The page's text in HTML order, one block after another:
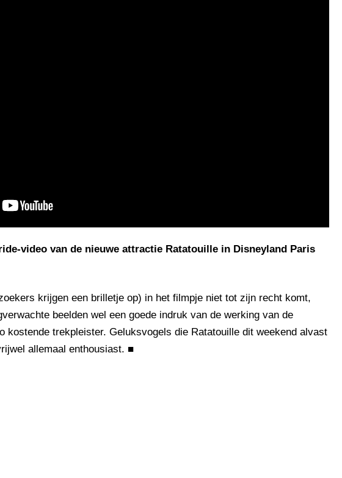
video van de nieuwe attractie Ratatouille in Disneyland Paris
krijgen een brilletje op) in het filmpje niet tot zijn recht komt,
beelden wel een goede indruk van de werking van de
kostende trekpleister. Geluksvogels die Ratatouille dit weekend alvast
allemaal enthousiast. ■